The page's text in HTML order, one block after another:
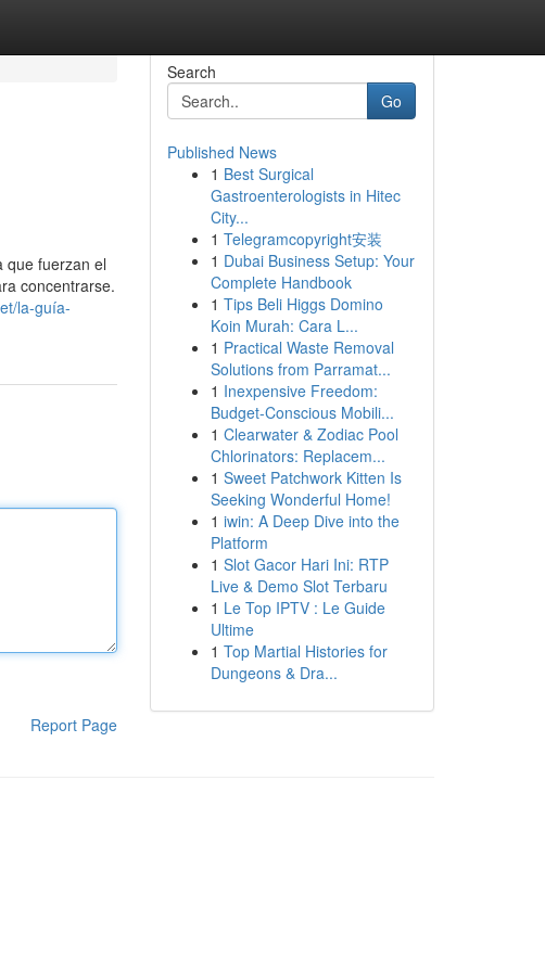
que fuerzan el
concentrarse.
la-guía-
Report Page
Search
Go
Published News
1 Best Surgical
Gastroenterologists in Hitec
City...
1 Telegramcopyright安装
1 Dubai Business Setup: Your
Complete Handbook
1 Tips Beli Higgs Domino
Koin Murah: Cara L...
1 Practical Waste Removal
Solutions from Parramat...
1 Inexpensive Freedom:
Budget-Conscious Mobili...
1 Clearwater & Zodiac Pool
Chlorinators: Replacem...
1 Sweet Patchwork Kitten Is
Seeking Wonderful Home!
1 iwin: A Deep Dive into the
Platform
1 Slot Gacor Hari Ini: RTP
Live & Demo Slot Terbaru
1 Le Top IPTV : Le Guide
Ultime
1 Top Martial Histories for
Dungeons & Dra...